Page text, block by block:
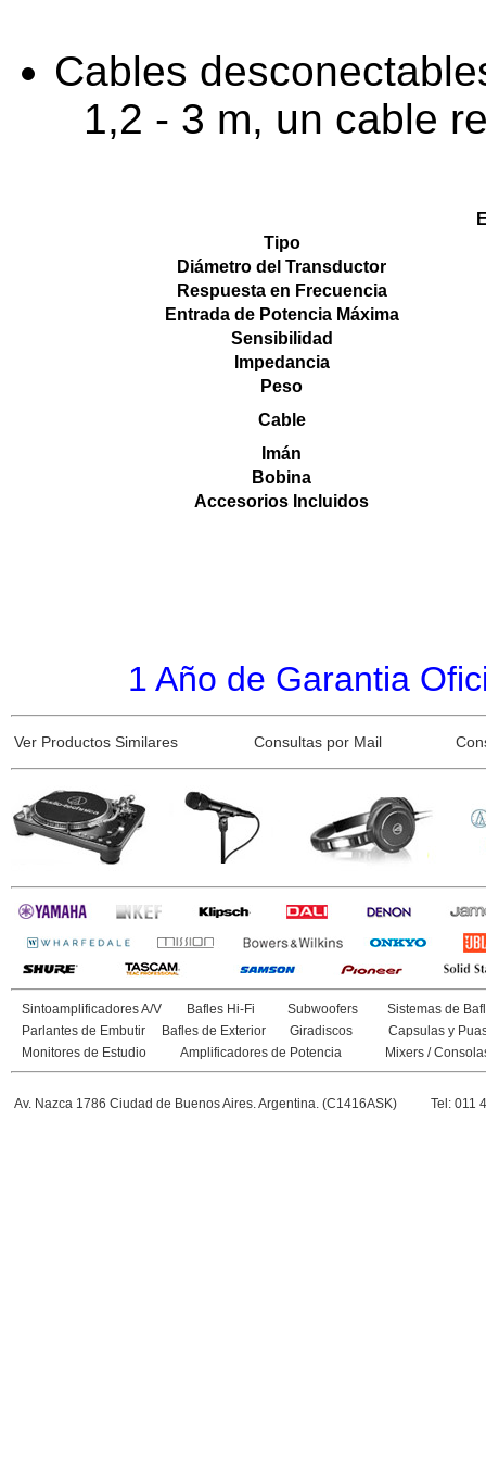
Cables
1,2 - 3 m, un cable
Tipo
Diámetro del Transductor
Respuesta en Frecuencia
Entrada de Potencia Máxima
Sensibilidad
Impedancia
Peso
Cable
Imán
Bobina
Accesorios Incluidos
1 Año de Garantia
Ver Productos Similares Consultas por Mail
Sintoamplificadores A/V Bafles Hi-Fi Subwoofers
Sistemas de
Parlantes de Embutir
Bafles de Exterior Giradiscos
Capsulas y
Monitores de Estudio
Amplificadores de Potencia Mixers /
Av. Nazca 1786 Ciudad de Buenos Aires. Argentina. (C1416ASK) Tel: 011